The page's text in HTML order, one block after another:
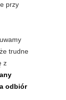
przy
trudne
z
odbiór